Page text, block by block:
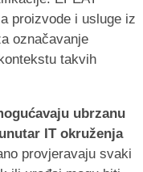
proizvode i usluge iz
označavanje
takvih
ubrzanu
IT okruženja
provjeravaju svaki